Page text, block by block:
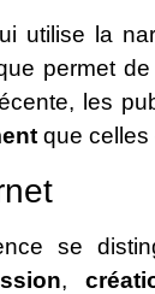
utilise la
permet
les
que celles
se
,